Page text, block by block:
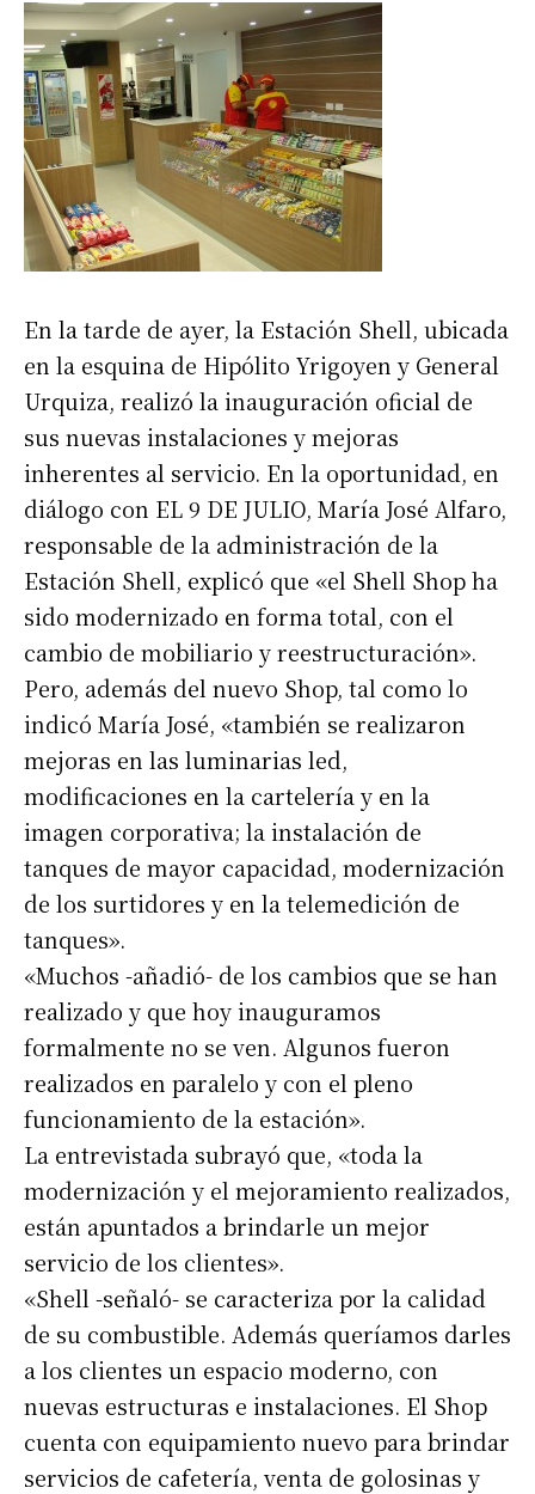
En la tarde de ayer, la Estación Shell, ubicada
en la esquina de Hipólito Yrigoyen y General
Urquiza, realizó la inauguración oficial de
sus nuevas instalaciones y mejoras
inherentes al servicio. En la oportunidad, en
diálogo con EL 9 DE JULIO, María José Alfaro,
responsable de la administración de la
Estación Shell, explicó que «el Shell Shop ha
sido modernizado en forma total, con el
cambio de mobiliario y reestructuración».
Pero, además del nuevo Shop, tal como lo
indicó María José, «también se realizaron
mejoras en las luminarias led,
modificaciones en la cartelería y en la
imagen corporativa; la instalación de
tanques de mayor capacidad, modernización
de los surtidores y en la telemedición de
tanques».
«Muchos -añadió- de los cambios que se han
realizado y que hoy inauguramos
formalmente no se ven. Algunos fueron
realizados en paralelo y con el pleno
funcionamiento de la estación».
La entrevistada subrayó que, «toda la
modernización y el mejoramiento realizados,
están apuntados a brindarle un mejor
servicio de los clientes».
«Shell -señaló- se caracteriza por la calidad
de su combustible. Además queríamos darles
a los clientes un espacio moderno, con
nuevas estructuras e instalaciones. El Shop
cuenta con equipamiento nuevo para brindar
servicios de cafetería, venta de golosinas y